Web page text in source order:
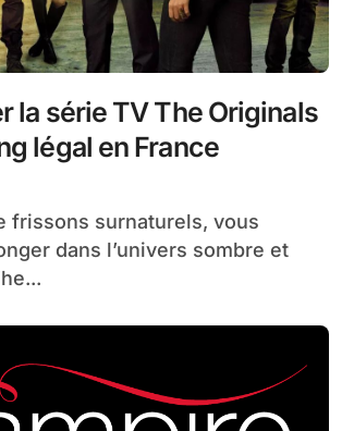
la série TV The Originals
légal en France
dans l’univers sombre et